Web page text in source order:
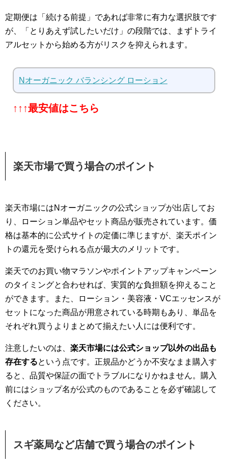
定期便は「続ける前提」であれば非常に有力な選択肢です
が、「とりあえず試したいだけ」の段階では、まずトライ
アルセットから始める方がリスクを抑えられます。
Nオーガニック バランシング ローション
↑↑↑最安値はこちら
楽天市場で買う場合のポイント
楽天市場にはNオーガニックの公式ショップが出店してお
り、ローション単品やセット商品が販売されています。価
格は基本的に公式サイトの定価に準じますが、楽天ポイン
トの還元を受けられる点が最大のメリットです。
楽天でのお買い物マラソンやポイントアップキャンペーン
のタイミングと合わせれば、実質的な負担額を抑えること
ができます。また、ローション・美容液・VCエッセンスが
セットになった商品が用意されている時期もあり、単品を
それぞれ買うよりまとめて揃えたい人には便利です。
注意したいのは、 楽天市場には公式ショップ以外の出品も
存在するという点です。正規品かどうか不安なまま購入す
ると、品質や保証の面でトラブルになりかねません。購入
前にはショップ名が公式のものであることを必ず確認して
ください。
スギ薬局など店舗で買う場合のポイント